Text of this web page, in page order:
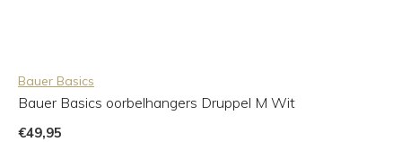
Bauer Basics
Bauer Basics oorbelhangers Druppel M Wit
€49,95